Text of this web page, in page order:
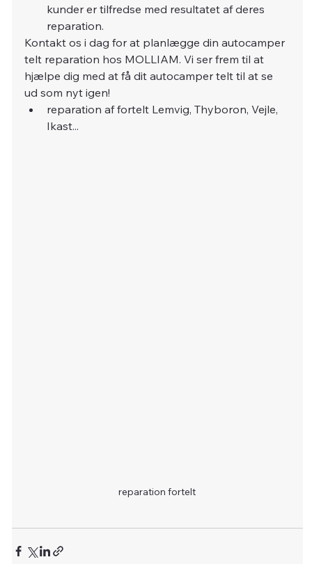
kunder er tilfredse med resultatet af deres
reparation.
Kontakt os i dag for at planlægge din autocamper
telt reparation hos MOLLIAM. Vi ser frem til at
hjælpe dig med at få dit autocamper telt til at se
ud som nyt igen!
reparation af fortelt Lemvig, Thyboron, Vejle,
Ikast...
reparation fortelt